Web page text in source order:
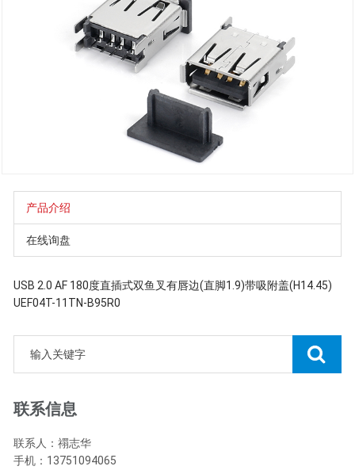
产品介绍
在线询盘
USB 2.0 AF 180度直插式双鱼叉有唇边(直脚1.9)带吸附盖(H14.45)
UEF04T-11TN-B95R0
联系信息
联系人：禤志华
手机：13751094065